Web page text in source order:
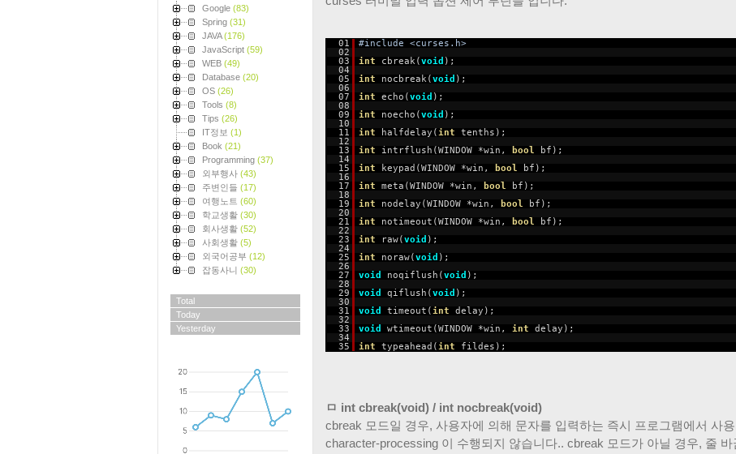
Google (83)
Spring (31)
JAVA(176)
JavaScript (59)
WEB (49)
Database (20)
OS (26)
Tools (8)
Tips (26)
IT정보 (1)
Book (21)
Programming (37)
외부행사 (43)
주변인들 (17)
여행노트 (60)
학교생활 (30)
회사생활 (52)
사회생활 (5)
외국어공부 (12)
잡동사니 (30)
Total
Today
Yesterday
01
#include <curses.h>
02
03
int cbreak(void );
04
05
int nocbreak(void );
06
07
int echo(void );
08
09
int noecho(void );
10
11
int halfdelay(int
tenths);
12
13
int intrflush(WINDOW *win, bool
bf);
14
15
int keypad(WINDOW *win, bool
bf);
16
17
int meta(WINDOW *win, bool
bf);
18
19
int nodelay(WINDOW *win, bool
bf);
20
21
int notimeout(WINDOW *win, bool
bf);
22
23
int raw(void );
24
25
int noraw(void );
26
27
void noqiflush(void );
28
29
void qiflush(void );
30
31
void timeout(int
delay);
32
33
void wtimeout(WINDOW *win,int
delay);
34
35
int typeahead(int fildes);
ㅁ int cbreak(void) / int nocbreak(void)
cbreak 모드일 경우, 사용자에 의해 문자를 입력하는 즉시 프로그램에서 사
character-processing 이 수행되지 않습니다.. cbreak 모드가 아닐 경우, 줄